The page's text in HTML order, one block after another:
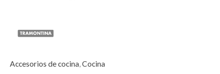
Accesorios de cocina,Cocina